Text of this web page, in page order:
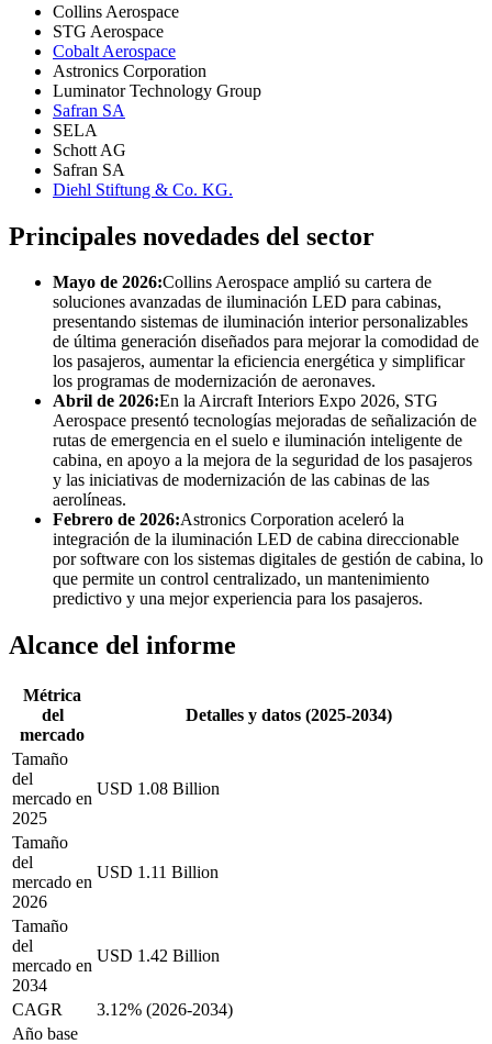
Collins Aerospace
STG Aerospace
Cobalt Aerospace
Astronics Corporation
Luminator Technology Group
Safran SA
SELA
Schott AG
Safran SA
Diehl Stiftung & Co. KG.
Principales novedades del sector
Mayo de 2026:Collins Aerospace amplió su cartera de
soluciones avanzadas de iluminación LED para cabinas,
presentando sistemas de iluminación interior personalizables
de última generación diseñados para mejorar la comodidad de
los pasajeros, aumentar la eficiencia energética y simplificar
los programas de modernización de aeronaves.
Abril de 2026:En la Aircraft Interiors Expo 2026, STG
Aerospace presentó tecnologías mejoradas de señalización de
rutas de emergencia en el suelo e iluminación inteligente de
cabina, en apoyo a la mejora de la seguridad de los pasajeros
y las iniciativas de modernización de las cabinas de las
aerolíneas.
Febrero de 2026:Astronics Corporation aceleró la
integración de la iluminación LED de cabina direccionable
por software con los sistemas digitales de gestión de cabina, lo
que permite un control centralizado, un mantenimiento
predictivo y una mejor experiencia para los pasajeros.
Alcance del informe
Métrica
del
mercado
Detalles y datos (2025-2034)
Tamaño
del
mercado en
2025
USD 1.08 Billion
Tamaño
del
mercado en
2026
USD 1.11 Billion
Tamaño
del
mercado en
2034
USD 1.42 Billion
CAGR
3.12% (2026-2034)
Año base